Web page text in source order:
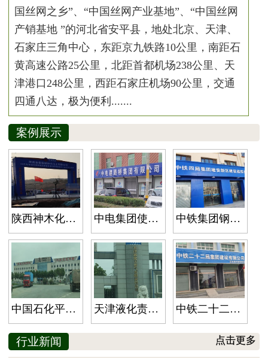
国丝网之乡”、“中国丝网产业基地”、“中国丝网
产销基地 ”的河北省安平县，地处北京、天津、
石家庄三角中心，东距京九铁路10公里，南距石
黄高速公路25公里，北距首都机场238公里、天
津港口248公里，西距石家庄机场90公里，交通
四通八达，极为便利.......
案例展示
陕西神木化工使用钢格栅案例展示 中电集团使用钢格栅板案例展示 中铁集团钢格板现场安装案例
中国石化平台钢格栅板 天津液化责任公司钢格栅板安装成功 中铁二十二局钢格栅板安装成功
行业新闻 点击更多